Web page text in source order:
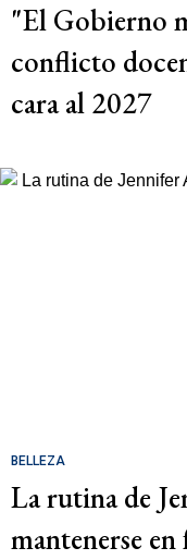
"El Gobierno
conflicto
cara al 2027
BELLEZA
La rutina de
mantenerse